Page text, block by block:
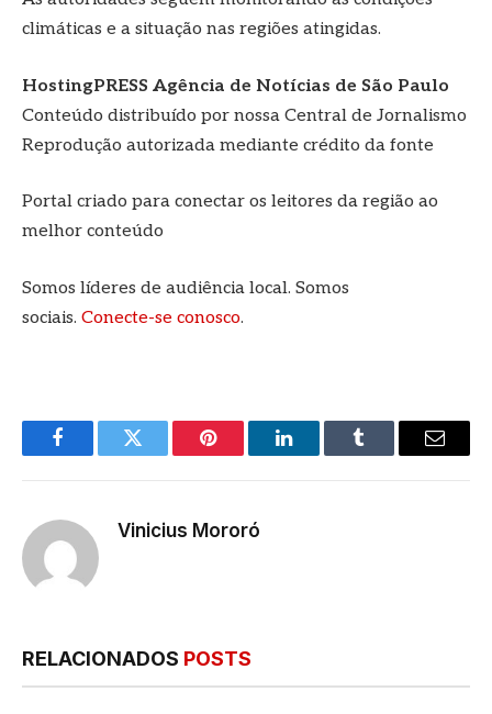
climáticas e a situação nas regiões atingidas.
HostingPRESS Agência de Notícias de São Paulo
Conteúdo distribuído por nossa Central de Jornalismo
Reprodução autorizada mediante crédito da fonte
Portal criado para conectar os leitores da região ao
melhor conteúdo
Somos líderes de audiência local. Somos
sociais. Conecte-se conosco.
FacebookTwitter Pinterest LinkedInTumblr
E-
Vinicius Mororó
RELACIONADOS POSTS